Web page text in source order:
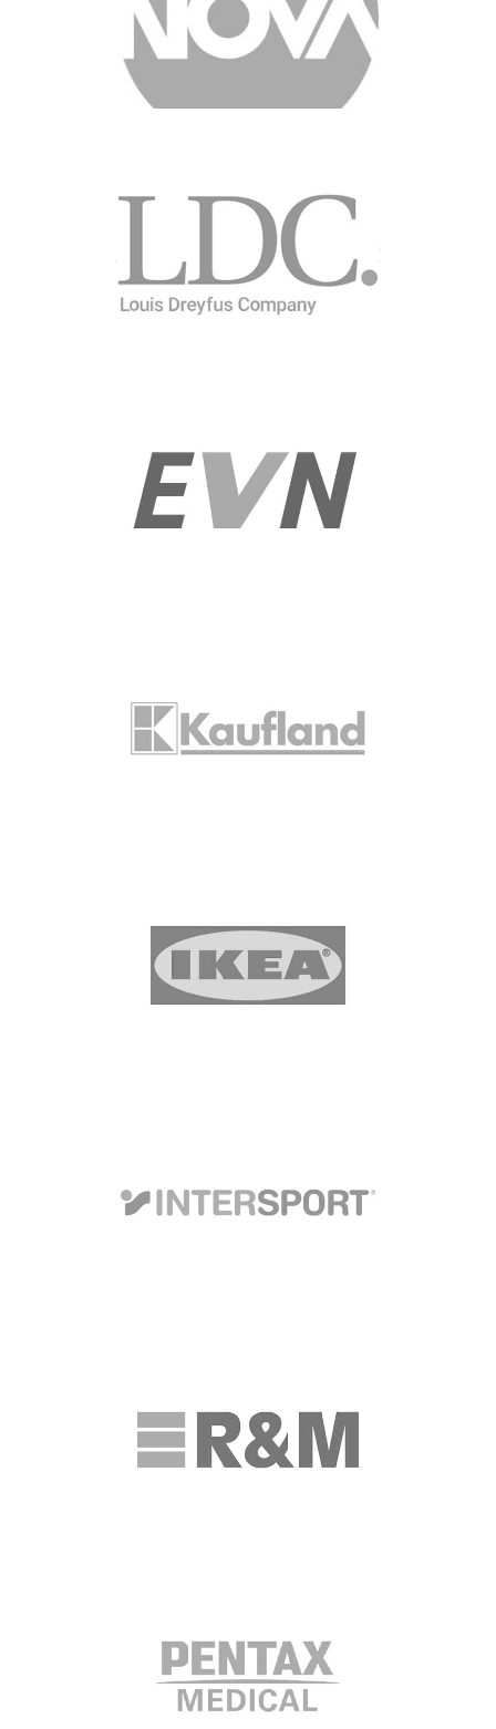
Nova Broadcasting Group
Разработване Система за оценка на представянето за
цялата група (600+ служители)
Louis Dreyfus Company (LDC)
Програма за Ангажиране на служителите
с поседващи активности
EVN
Програма за Емоционлна интелигентност
за екип Човешки ресурси
Kaufland
Обучение за обслужване на клиенти през
2016г. и 2018г.; Neuro-agility Assessment
IKEA
Leadership Programme; Recruitment of
expert and management positions;
Intersport
Reichle-De-Massari (R&M)
Лидерска програма за екип от 30 тийм
Pentax Medical
Value Proposition Workshop с
тиймбилдинг